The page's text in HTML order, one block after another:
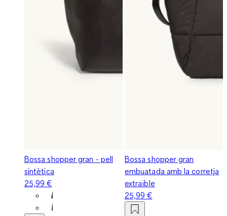
Bossa shopper gran - pell
sintètica
25,99 €
Bossa shopper gran
embuatada amb la corretja
extraïble
25,99 €